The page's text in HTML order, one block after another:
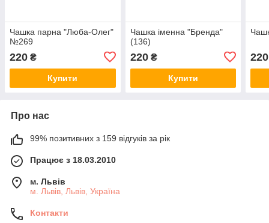
Чашка парна "Люба-Олег"
№269
220 ₴
Купити
Чашка іменна "Бренда"
(136)
220₴
Купити
220
Про нас
99% позитивних з 159 відгуків за рік
Працює з 18.03.2010
м. Львів
м. Львів, Львів, Україна
Контакти